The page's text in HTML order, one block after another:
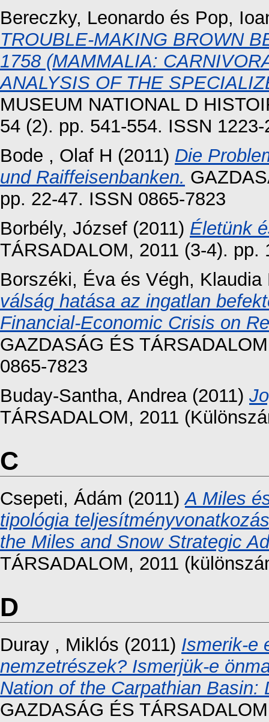
Bereczky, Leonardo és Pop,
TROUBLE-MAKING BROWN
1758 (MAMMALIA:
ANALYSIS OF THE
MUSEUM NATIONAL D
54 (2). pp. 541-554. ISSN 1223-
Bode , Olaf H (2011) Die
und Raiffeisenbanken.
pp. 22-47. ISSN 0865-7823
Borbély, József (2011) Életünk
TÁRSADALOM, 2011 (3-4). pp.
Borszéki, Évaés Végh, Klaudia
válság hatása az ingatlan
Financial-Economic Crisis on
GAZDASÁG ÉS
0865-7823
Buday-Santha, Andrea(2011)
TÁRSADALOM, 2011
C
Csepeti, Ádám (2011)A Miles
tipológia
the Miles and Snow Strategic
TÁRSADALOM, 2011
D
Duray , Miklós (2011) Ismerik-e
nemzetrészek? Ismerjük-e
Nation of the Carpathian Basin:
GAZDASÁG ÉS